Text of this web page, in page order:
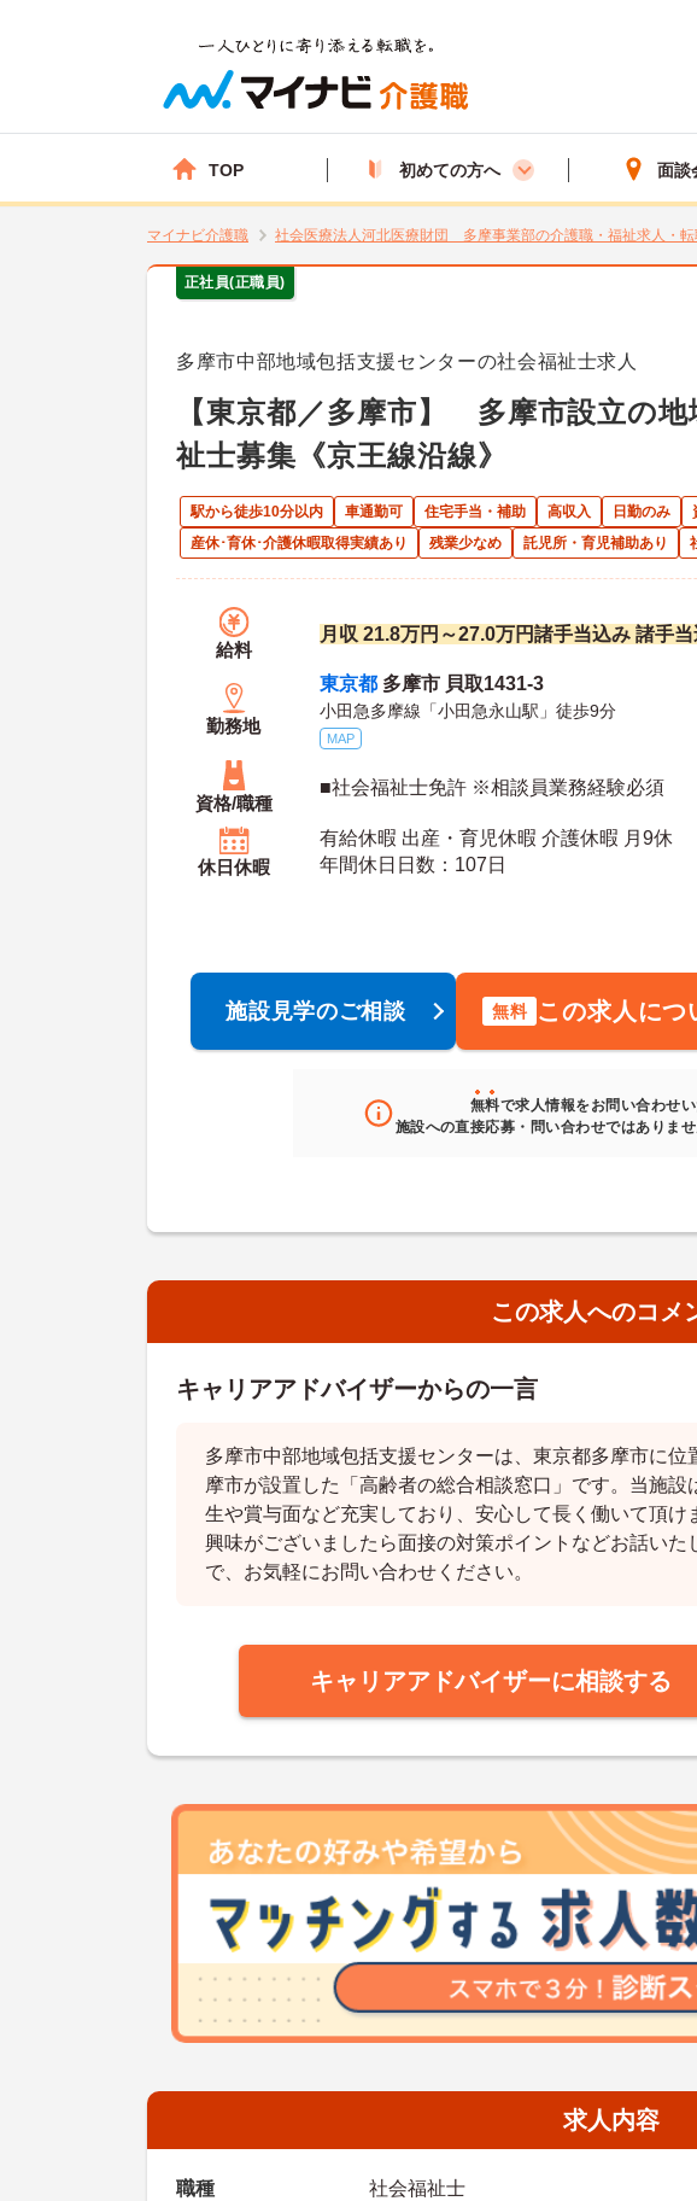
TOP 初めての方へ 面談
マイナビ介護職 社会医療法人河北医療財団 多摩事業部の介護職・福祉求人・
正社員(正職員)
多摩市中部地域包括支援センターの社会福祉士求人
【東京都／多摩市】 多摩市設立の
祉士募集《京王線沿線》
駅から徒歩10分以内 車通勤可 住宅手当・補助 高収入 日勤のみ
産休･育休･介護休暇取得実績あり
残業少なめ 託児所・育児補助あり
給料
月収 21.8万円～27.0万円諸手当込み 諸手
勤務地
東京都 多摩市 貝取1431-3
小田急多摩線「小田急永山駅」徒歩9分
MAP
資格/職種
■社会福祉士免許 ※相談員業務経験必須
休日休暇
有給休暇 出産・育児休暇 介護休暇 月9休
年間休日日数：107日
施設見学のご相談 無料 この求人につ
無料で求人情報をお問い合わせい
施設への直接応募・問い合わせではありませ
この求人へのコメ
キャリアアドバイザーからの一言
多摩市中部地域包括支援センターは、東京都多摩市に位
摩市が設置した「高齢者の総合相談窓口」です。当施設
生や賞与面など充実しており、安心して長く働いて頂け
興味がございましたら面接の対策ポイントなどお話いた
で、お気軽にお問い合わせください。
キャリアアドバイザーに相談する
求人内容
職種 社会福祉士